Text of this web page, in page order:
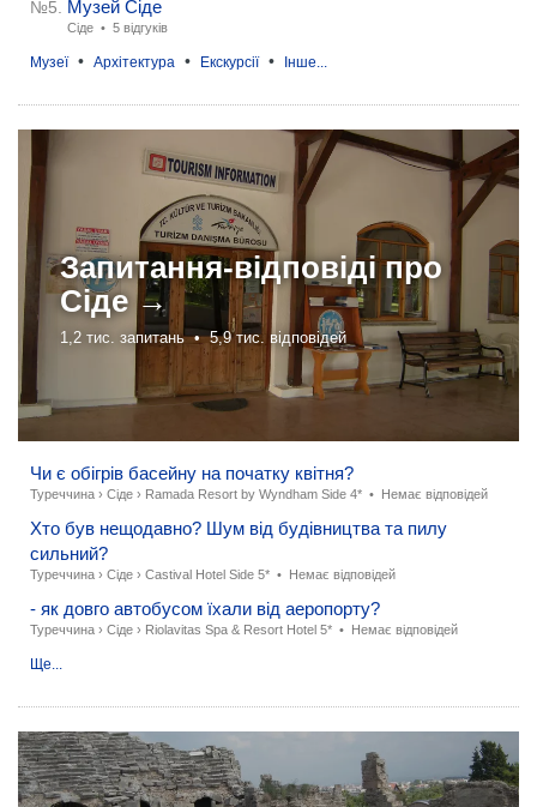
№5. Музей Сіде
Сіде • 5 відгуків
Музеї• Архітектура • Екскурсії• Інше...
Запитання-відповіді про
Сіде →
1,2 тис. запитань •5,9 тис. відповідей
Чи є обігрів басейну на початку квітня?
Туреччина › Сіде › Ramada Resort by Wyndham Side 4* • Немає відповідей
Хто був нещодавно? Шум від будівництва та пилу
сильний?
Туреччина › Сіде › Castival Hotel Side 5* • Немає відповідей
- як довго автобусом їхали від аеропорту?
Туреччина › Сіде › Riolavitas Spa & Resort Hotel 5* • Немає відповідей
Ще...